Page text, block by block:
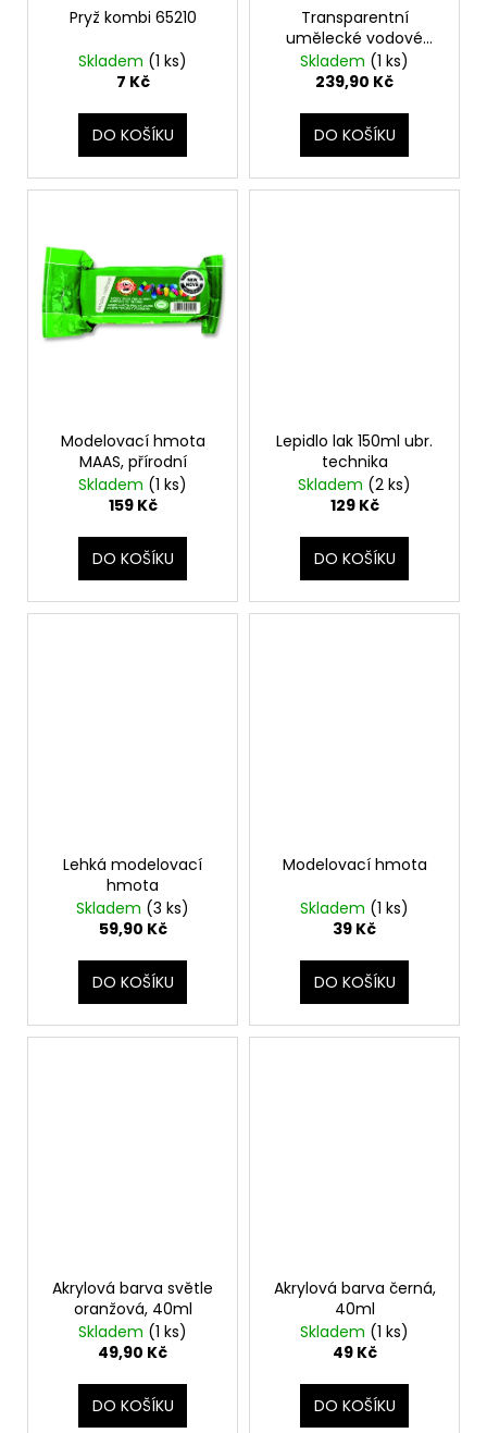
Pryž kombi 65210
Skladem (1 ks)
7 Kč
DO KOŠÍKU
Transparentní
umělecké vodové
barvy, 12 barev
Skladem (1 ks)
239,90 Kč
DO KOŠÍKU
Modelovací hmota
MAAS, přírodní
Skladem (1 ks)
159 Kč
DO KOŠÍKU
Lepidlo lak 150ml ubr.
technika
Skladem (2 ks)
129 Kč
DO KOŠÍKU
Lehká modelovací
hmota
Skladem (3 ks)
59,90 Kč
DO KOŠÍKU
Modelovací hmota
Skladem (1 ks)
39 Kč
DO KOŠÍKU
Akrylová barva světle
oranžová, 40ml
Skladem (1 ks)
49,90 Kč
DO KOŠÍKU
Akrylová barva černá,
40ml
Skladem (1 ks)
49 Kč
DO KOŠÍKU
HLEDAT
e